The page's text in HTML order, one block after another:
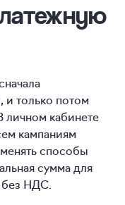
и только потом
личном кабинете
кампаниям
способы
сумма для
НДС.